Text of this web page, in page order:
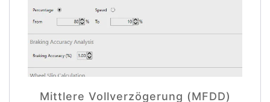
Mittlere Vollverzögerung (MFDD)